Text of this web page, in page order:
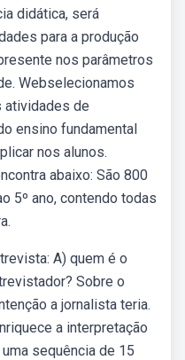
didática, será
para a produção
nos parâmetros
Webselecionamos
atividades de
ensino fundamental
nos alunos.
abaixo: São 800
5º ano, contendo todas
A) quem é o
Sobre o
a jornalista teria.
a interpretação
sequência de 15